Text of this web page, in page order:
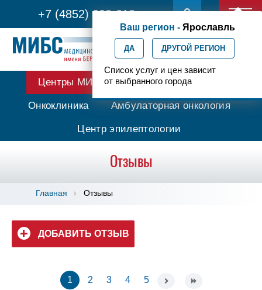
+7 (4852) 208-218
Ваш регион - Ярославль
ДА ДРУГОЙ РЕГИОН
Список услуг и цен зависит
от выбранного города
Центры МИБС Протонная терапия
Онкоклиника Амбулаторная онкология
Центр эпилептологии
Отзывы
Главная Отзывы
ДОБАВИТЬ ОТЗЫВ
1 2 3 4 5